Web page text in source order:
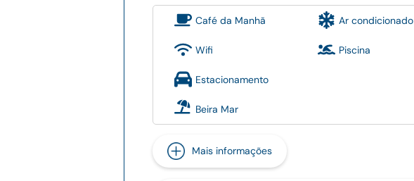
Café da Manhã Ar condicionado
Wifi Piscina
Estacionamento
Beira Mar
Mais informações